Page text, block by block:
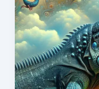
경
험
하
는
꿈,
목